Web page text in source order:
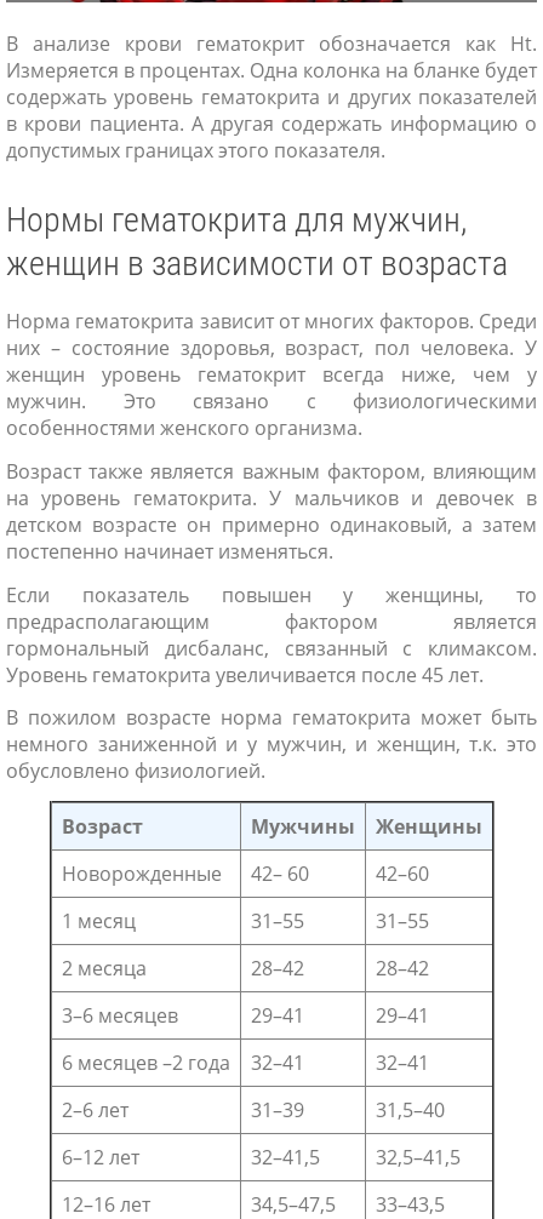
В анализе крови гематокрит обозначается как Ht.
Измеряется в процентах. Одна колонка на бланке будет
содержать уровень гематокрита и других показателей
в крови пациента. А другая содержать информацию о
допустимых границах этого показателя.
Нормы гематокрита для мужчин,
женщин в зависимости от возраста
Норма гематокрита зависит от многих факторов. Среди
них – состояние здоровья, возраст, пол человека. У
женщин уровень гематокрит всегда ниже, чем у
мужчин. Это связано с физиологическими
особенностями женского организма.
Возраст также является важным фактором, влияющим
на уровень гематокрита. У мальчиков и девочек в
детском возрасте он примерно одинаковый, а затем
постепенно начинает изменяться.
Если показатель повышен у женщины, то
предрасполагающим фактором является
гормональный дисбаланс, связанный с климаксом.
Уровень гематокрита увеличивается после 45 лет.
В пожилом возрасте норма гематокрита может быть
немного заниженной и у мужчин, и женщин, т.к. это
обусловлено физиологией.
Возраст Мужчины
Женщины
Новорожденные
42– 60
42–60
1 месяц
31–55
31–55
2 месяца
28–42
28–42
3–6 месяцев
29–41
29–41
6 месяцев –2 года
32–41
32–41
2–6 лет
31–39
31,5–40
6–12 лет
32–41,5
32,5–41,5
12–16 лет
34,5–47,5
33–43,5